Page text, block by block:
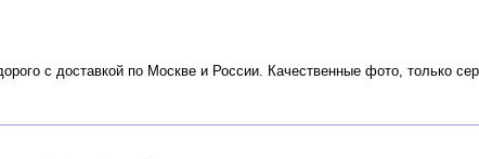
с доставкой по Москве и России. Качественные фото, только